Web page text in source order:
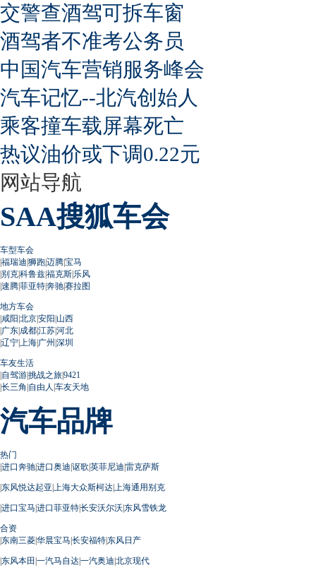
交警查酒驾可拆车窗
酒驾者不准考公务员
中国汽车营销服务峰会
汽车记忆--北汽创始人
乘客撞车载屏幕死亡
热议油价或下调0.22元
网站导航
SAA搜狐车会
车型车会
|福瑞迪|狮跑|迈腾|宝马
|别克|科鲁兹|福克斯|乐风
|速腾|菲亚特|奔驰|赛拉图
地方车会
|咸阳|北京|安阳|山西
|广东|成都|江苏|河北
|辽宁| 上海|广州 |深圳
车友生活
|自驾游|挑战之旅|9421
|长三角 |自由人 |车友天地
汽车品牌
热门
|进口奔驰|进口奥迪|讴歌|英菲尼迪|雷克萨斯
|东风悦达起亚| 上海大众斯柯达| 上海通用别克
|进口宝马|进口菲亚特|长安沃尔沃|东风雪铁龙
合资
|东南三菱|华晨宝马|长安福特|东风日产
|东风本田 |一汽马自达|一汽奥迪|北京现代